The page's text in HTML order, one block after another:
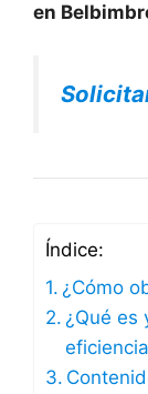
en
Índice:
¿Cómo
¿Qué es